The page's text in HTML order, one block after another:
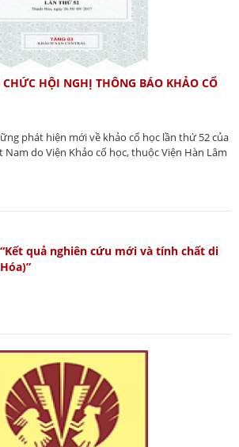
HỘI NGHỊ THÔNG BÁO KHẢO CỔ
phát hiện mới về khảo cổ học lần thứ 52 của
Nam do Viện Khảo cổ học, thuộc Viện Hàn Lâm
quả nghiên cứu mới và tính chất di